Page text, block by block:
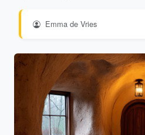
Emma de Vries